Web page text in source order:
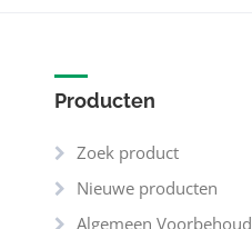
Producten
Zoek product
Nieuwe producten
Algemeen Voorbehoud